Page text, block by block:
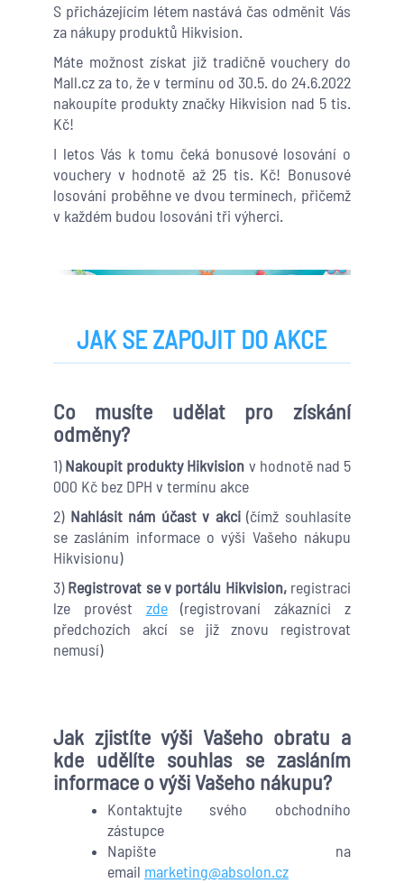
S přicházejícím létem nastává čas odměnit Vás
za nákupy produktů Hikvision.
Máte možnost získat již tradičně vouchery do
Mall.cz za to, že v termínu od 30.5. do 24.6.2022
nakoupíte produkty značky Hikvision nad 5 tis.
Kč!
I letos Vás k tomu čeká bonusové losování o
vouchery v hodnotě až 25 tis. Kč! Bonusové
losování proběhne ve dvou termínech, přičemž
v každém budou losováni tři výherci.
JAK SE ZAPOJIT DO AKCE
Co musíte udělat pro získání
odměny?
1)Nakoupit produkty Hikvision v hodnotě nad 5
000 Kč bez DPH v termínu akce
2) Nahlásit nám účast v akci(čímž souhlasíte
se zasláním informace o výši Vašeho nákupu
Hikvisionu)
3)Registrovat se v portálu Hikvision, registraci
lze provést zde(registrovaní zákazníci z
předchozích akcí se již znovu registrovat
nemusí)
Jak zjistíte výši Vašeho obratu a
kde udělíte souhlas se zasláním
informace o výši Vašeho nákupu?
Kontaktujte svého obchodního
zástupce
Napište na
email marketing@absolon.cz